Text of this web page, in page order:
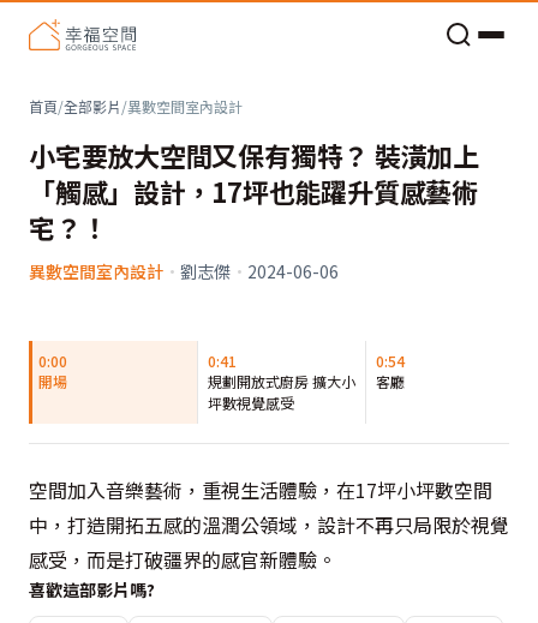
首頁/全部影片/異數空間室內設計
小宅要放大空間又保有獨特？ 裝潢加上
「觸感」設計，17坪也能躍升質感藝術
宅？！
異數空間室內設計 · 劉志傑 · 2024-06-06
0:00
開場
0:41
規劃開放式廚房 擴大小
坪數視覺感受
0:54
客廳
空間加入音樂藝術，重視生活體驗，在17坪小坪數空間
中，打造開拓五感的溫潤公領域，設計不再只局限於視覺
感受，而是打破疆界的感官新體驗。
喜歡這部影片嗎?